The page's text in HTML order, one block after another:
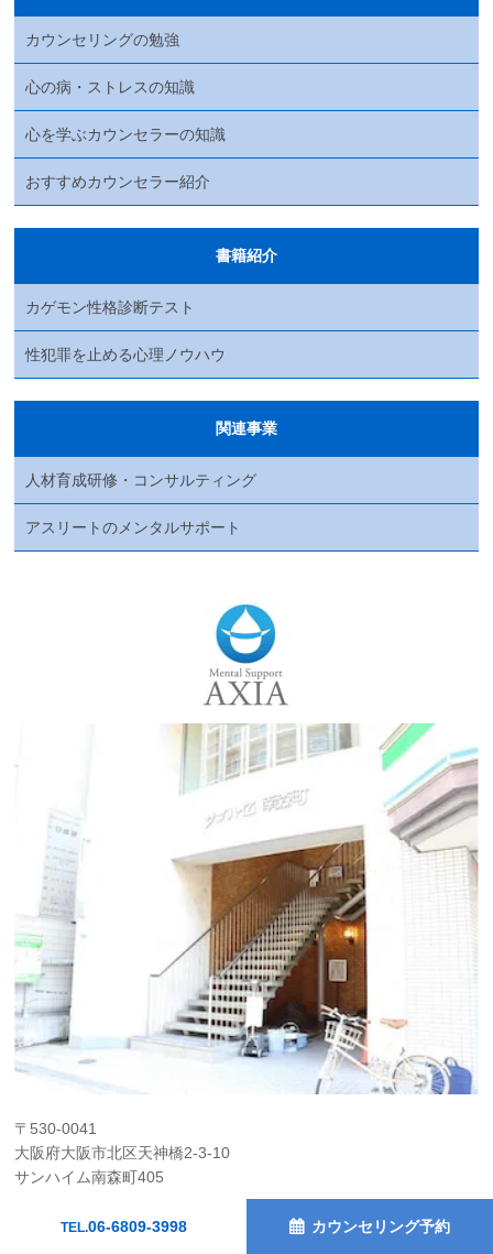
TEL.06-6809-3998 カウンセリング予約
カウンセリングの勉強
心の病・ストレスの知識
心を学ぶカウンセラーの知識
おすすめカウンセラー紹介
書籍紹介
カゲモン性格診断テスト
性犯罪を止める心理ノウハウ
関連事業
人材育成研修・コンサルティング
アスリートのメンタルサポート
〒530-0041
大阪府大阪市北区天神橋2-3-10
サンハイム南森町405
06-6809-3998